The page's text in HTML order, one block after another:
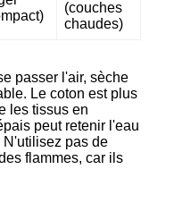
(couches
chaudes)
passer l'air, sèche
Le coton est plus
les tissus en
peut retenir l'eau
pas de
flammes, car ils